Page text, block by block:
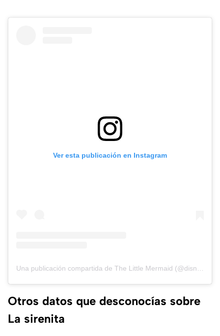
Ver esta publicación en Instagram
Otros datos que desconocías sobre
La sirenita